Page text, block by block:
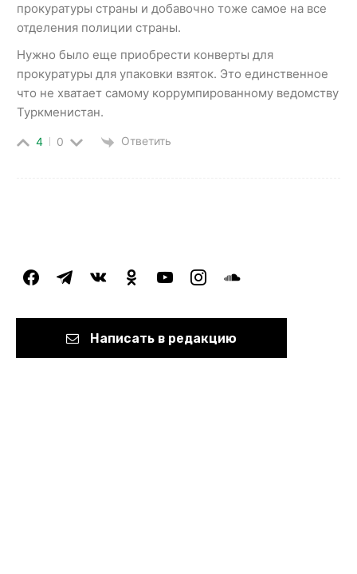
прокуратуры страны и добавочно тоже самое на все
отделения полиции страны.
Нужно было еще приобрести конверты для
прокуратуры для упаковки взяток. Это единственное
что не хватает самому коррумпированному ведомству
Туркменистан.
4 0 Ответить
facebooktelegramvkontakteodnoklassniki
youtubeinstagramsoundcloud
Написать в редакцию